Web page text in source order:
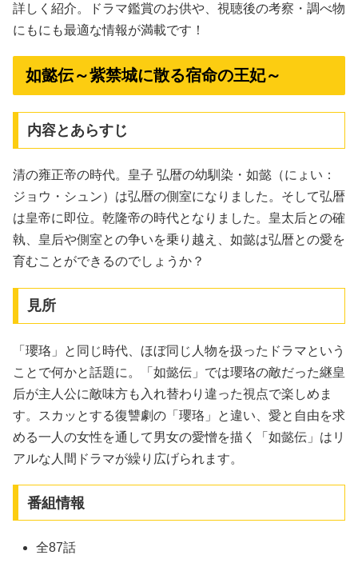
詳しく紹介。ドラマ鑑賞のお供や、視聴後の考察・調べ物
にもにも最適な情報が満載です！
如懿伝～紫禁城に散る宿命の王妃～
内容とあらすじ
清の雍正帝の時代。皇子 弘暦の幼馴染・如懿（にょい：
ジョウ・シュン）は弘暦の側室になりました。そして弘暦
は皇帝に即位。乾隆帝の時代となりました。皇太后との確
執、皇后や側室との争いを乗り越え、如懿は弘暦との愛を
育むことができるのでしょうか？
見所
「瓔珞」と同じ時代、ほぼ同じ人物を扱ったドラマという
ことで何かと話題に。「如懿伝」では瓔珞の敵だった継皇
后が主人公に敵味方も入れ替わり違った視点で楽しめま
す。スカッとする復讐劇の「瓔珞」と違い、愛と自由を求
める一人の女性を通して男女の愛憎を描く「如懿伝」はリ
アルな人間ドラマが繰り広げられます。
番組情報
全87話